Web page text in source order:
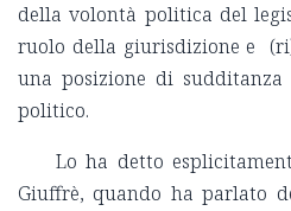
della volontà politica del
ruolo della giurisdizione e
una posizione di
politico.
Lo ha detto
Giuffrè, quando ha parlato